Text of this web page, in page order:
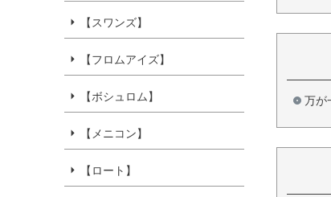
【スワンズ】
【フロムアイズ】
【ボシュロム】
【メニコン】
【ロート】
万が